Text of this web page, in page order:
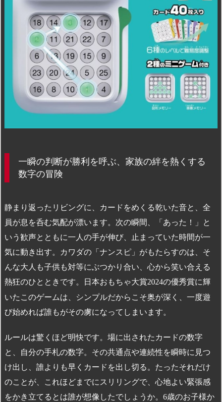
一瞬の判断が勝利を呼ぶ、家族の絆を熱くする
数字の冒険
静まり返ったリビングに、カードをめくる乾いた音と、全
員が息を呑む気配が漂います。次の瞬間、「あった！」と
いう歓声とともに一人の手が伸び、止まっていた時間が一
気に動き出す。カワダの「ナンスピ」がもたらすのは、そ
んな大人も子供も対等にぶつかり合い、心から笑い合える
熱狂のひとときです。日本おもちゃ大賞2024の優秀賞に輝
いたこのゲームは、シンプルだからこそ奥が深く、一度遊
び始めれば誰もがその虜になってしまいます。
ルールは驚くほど明快です。場に出されたカードの数字
と、自分の手札の数字。その共通点や連続性を瞬時に見つ
け出し、誰よりも早くカードを出し切る。たったそれだけ
のことが、これほどまでにスリリングで、心地よい緊張感
をかき立てるとは誰が想像したでしょうか。 6歳のお子様か